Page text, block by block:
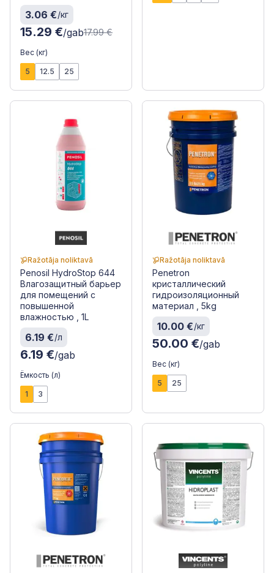
3.06 €/кг
15.29 €/gab17.99 €
Вес (кг)
5 12.5 25
Ražotāja noliktavā
Penosil HydroStop 644
Влагозащитный барьер
для помещений с
повышенной
влажностью , 1L
6.19 €/л
6.19 €/gab
Ёмкость (л)
1 3
Ražotāja noliktavā
Penetron
кристаллический
гидроизоляционный
материал , 5kg
10.00 €/кг
50.00 €/gab
Вес (кг)
5 25